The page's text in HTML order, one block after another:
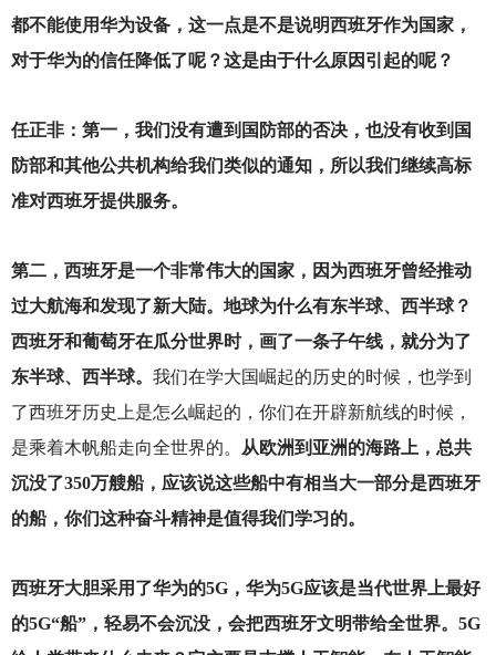
都不能使用华为设备，这一点是不是说明西班牙作为国家，
对于华为的信任降低了呢？这是由于什么原因引起的呢？
任正非：第一，我们没有遭到国防部的否决，也没有收到国
防部和其他公共机构给我们类似的通知，所以我们继续高标
准对西班牙提供服务。
第二，西班牙是一个非常伟大的国家，因为西班牙曾经推动
过大航海和发现了新大陆。地球为什么有东半球、西半球？
西班牙和葡萄牙在瓜分世界时，画了一条子午线，就分为了
东半球、西半球。 我们在学大国崛起的历史的时候，也学到
了西班牙历史上是怎么崛起的，你们在开辟新航线的时候，
是乘着木帆船走向全世界的。
从欧洲到亚洲的海路上，总共
沉没了350万艘船，应该说这些船中有相当大一部分是西班牙
的船，你们这种奋斗精神是值得我们学习的。
西班牙大胆采用了华为的5G，华为5G应该是当代世界上最好
的5G“船”，轻易不会沉没，会把西班牙文明带给全世界。5G